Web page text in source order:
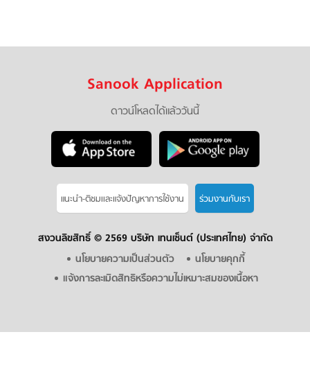
Sanook Application
ดาวน์โหลดได้แล้ววันนี้
แนะนำ-ติชมเเละแจ้งปัญหาการใช้งาน ร่วมงานกับเรา
สงวนลิขสิทธิ์ © 2569 บริษัท เทนเซ็นต์ (ประเทศไทย) จำกัด
นโยบายความเป็นส่วนตัว
นโยบายคุกกี้
แจ้งการละเมิดสิทธิหรือความไม่เหมาะสมของเนื้อหา